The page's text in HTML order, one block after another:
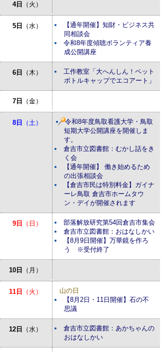
4日 （火）
5日 （水）
【通年開催】知財・ビジネス共
同相談会
令和8年度傾聴ボランティア養
成公開講座
6日 （木）
工作教室「大へんしん！ペット
ボトルキャップでエコアート」
7日 （金）
8日 （土）
令和8年度鳥取看護大学・鳥取
短期大学公開講座を開催しま
す。
倉吉市立図書館：むかし話をき
く会
【通年開催】 働き始めるため
の出張相談会
【倉吉市民は特別料金】ガイナ
ーレ鳥取 倉吉市ホームタウ
ン・デイが開催されます
9日 （日）
部落解放研究第54回倉吉市集会
倉吉市立図書館：おはなしかい
【8月9日開催】万華鏡を作ろ
う ※受付終了
10日 （月）
11日 （火）
山の日
【8月2日・11日開催】石の不
思議
12日 （水）
倉吉市立図書館：あかちゃんの
おはなしかい